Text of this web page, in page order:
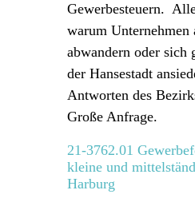
Gewerbesteuern.
warum Unternehmen
abwandern oder sich
der Hansestadt
Antworten des
Große Anfrage.
21-3762.01
kleine und
Harburg